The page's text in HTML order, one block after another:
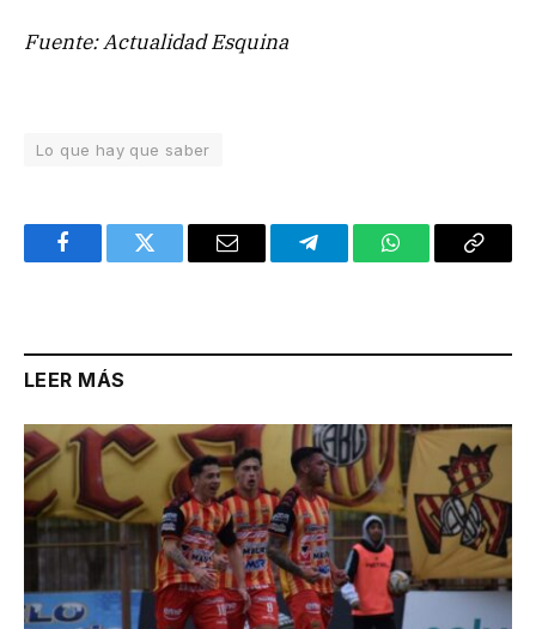
Fuente: Actualidad Esquina
Lo que hay que saber
FacebookTwitter Email TelegramWhatsAppCopy
LEER MÁS